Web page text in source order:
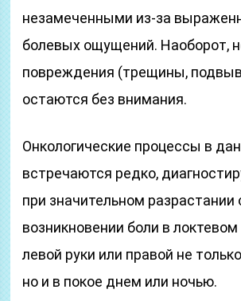
незамеченными из-за
болевых ощущений. Наоборот,
повреждения (трещины,
остаются без внимания.
Онкологические процессы в
встречаются редко,
при значительном разрастании
возникновении боли в локтевом
левой руки или правой не
но и в покое днем или ночью.